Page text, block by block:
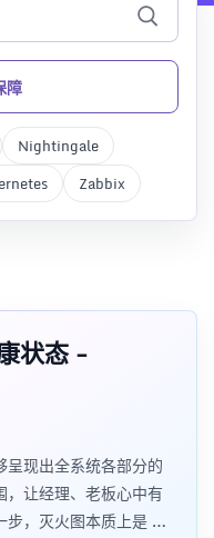
障
Nightingale
Zabbix
状态 -
现出全系统各部分的
让经理、老板心中有
，灭火图本质上是 IT